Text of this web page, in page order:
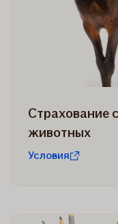
Страхование
животных
Условия